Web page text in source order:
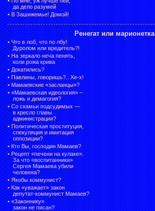
да дело разумей
• В Зашижемье! Домой!
Ренегат или марионетка
• Что в лоб, что по лбу!
Дуролом или вредитель?!
• На зеркало неча пенять,
коли рожа крива
• Докатились?
• Павлины, говоришь?.. Хе-х!
• Мамаевские «засланцы»?
• «Мамаевская идеология» –
ложь и демагогия?
• Со скамьи подсудимых —
в кресло главы
администрации?
• Политическая проституция,
спекуляция и имитация
оппозиции?
• Кто Вы, господин Мамаев?
• Рецепт «печени на кулаке».
За что «воспитанники»
Сергея Мамаева убили
человека?
• Якобы коммунист?
• Как «уважает» закон
депутат-коммунист Мамаев?
• «Законнику»
закон не писан?